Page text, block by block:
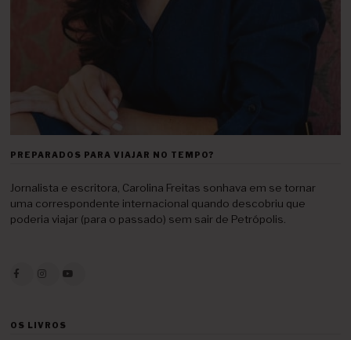
PREPARADOS PARA VIAJAR NO TEMPO?
Jornalista e escritora, Carolina Freitas sonhava em se tornar
uma correspondente internacional quando descobriu que
poderia viajar (para o passado) sem sair de Petrópolis.
OS LIVROS